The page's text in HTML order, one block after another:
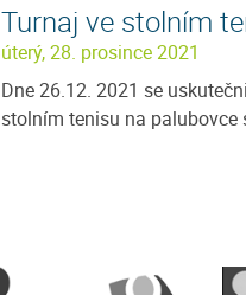
Turnaj ve stolním
úterý, 28. prosince 2021
Dne 26.12. 2021 se
stolním tenisu na palubovce